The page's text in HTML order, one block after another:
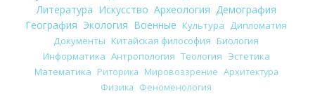
Литература Искусство Археология Демография
География Экология Военные Культура
Дипломатия
Документы Китайская философия Биология
Информатика Антропология Теология Эстетика
Математика Риторика Мировоззрение Архитектура
Физика Феноменология